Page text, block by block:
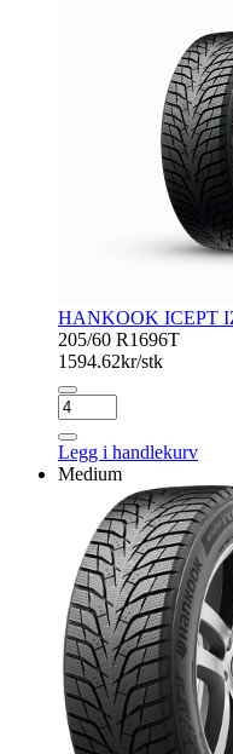
HANKOOK ICEPT
205/60 R1696T
1594.62kr/stk
HANKOOK
ICEPT
IZ3
W636
Legg i handlekurv
Medium